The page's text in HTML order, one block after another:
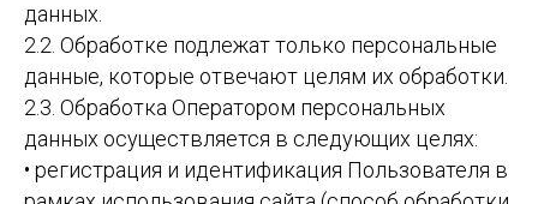
данных.
2.2. Обработке подлежат только персональные
данные, которые отвечают целям их обработки.
2.3. Обработка Оператором персональных
данных осуществляется в следующих целях:
• регистрация и идентификация Пользователя в